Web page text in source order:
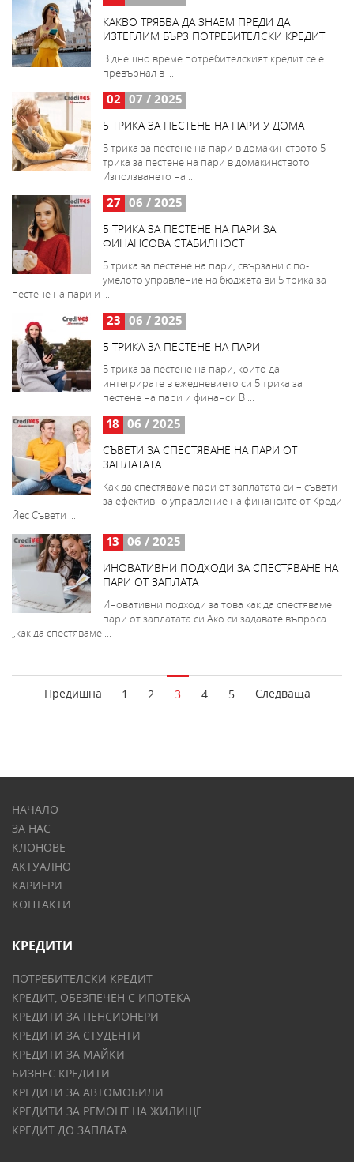
КАКВО ТРЯБВА ДА ЗНАЕМ ПРЕДИ ДА
ИЗТЕГЛИМ БЪРЗ ПОТРЕБИТЕЛСКИ КРЕДИТ
В днешно време потребителският кредит се е
превърнал в ...
02 07 / 2025
5 ТРИКА ЗА ПЕСТЕНЕ НА ПАРИ У ДОМА
5 трика за пестене на пари в домакинството 5
трика за пестене на пари в домакинството
Използването на ...
27 06 / 2025
5 ТРИКА ЗА ПЕСТЕНЕ НА ПАРИ ЗА
ФИНАНСОВА СТАБИЛНОСТ
5 трика за пестене на пари, свързани с по-
умелото управление на бюджета ви 5 трика за
пестене на пари и ...
23 06 / 2025
5 ТРИКА ЗА ПЕСТЕНЕ НА ПАРИ
5 трика за пестене на пари, които да
интегрирате в ежедневието си 5 трика за
пестене на пари и финанси В ...
18 06 / 2025
СЪВЕТИ ЗА СПЕСТЯВАНЕ НА ПАРИ ОТ
ЗАПЛАТАТА
Как да спестяваме пари от заплатата си – съвети
за ефективно управление на финансите от Креди
Йес Съвети ...
13 06 / 2025
ИНОВАТИВНИ ПОДХОДИ ЗА СПЕСТЯВАНЕ НА
ПАРИ ОТ ЗАПЛАТА
Иновативни подходи за това как да спестяваме
пари от заплатата си Ако си задавате въпроса
„как да спестяваме ...
Предишна 1 2 3 4 5 Следваща
НАЧАЛО
ЗА НАС
КЛОНОВЕ
АКТУАЛНО
КАРИЕРИ
КОНТАКТИ
КРЕДИТИ
ПОТРЕБИТЕЛСКИ КРЕДИТ
КРЕДИТ, ОБЕЗПЕЧЕН С ИПОТЕКА
КРЕДИТИ ЗА ПЕНСИОНЕРИ
КРЕДИТИ ЗА СТУДЕНТИ
КРЕДИТИ ЗА МАЙКИ
БИЗНЕС КРЕДИТИ
КРЕДИТИ ЗА АВТОМОБИЛИ
КРЕДИТИ ЗА РЕМОНТ НА ЖИЛИЩЕ
КРЕДИТ ДО ЗАПЛАТА